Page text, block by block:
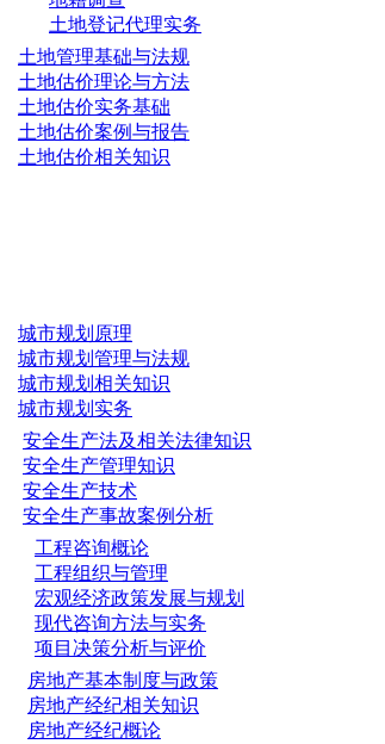
土地登记代理实务
土地管理基础与法规
土地估价理论与方法
土地估价实务基础
土地估价案例与报告
土地估价相关知识
城市规划原理
城市规划管理与法规
城市规划相关知识
城市规划实务
安全生产法及相关法律知识
安全生产管理知识
安全生产技术
安全生产事故案例分析
工程咨询概论
工程组织与管理
宏观经济政策发展与规划
现代咨询方法与实务
项目决策分析与评价
房地产基本制度与政策
房地产经纪相关知识
房地产经纪概论